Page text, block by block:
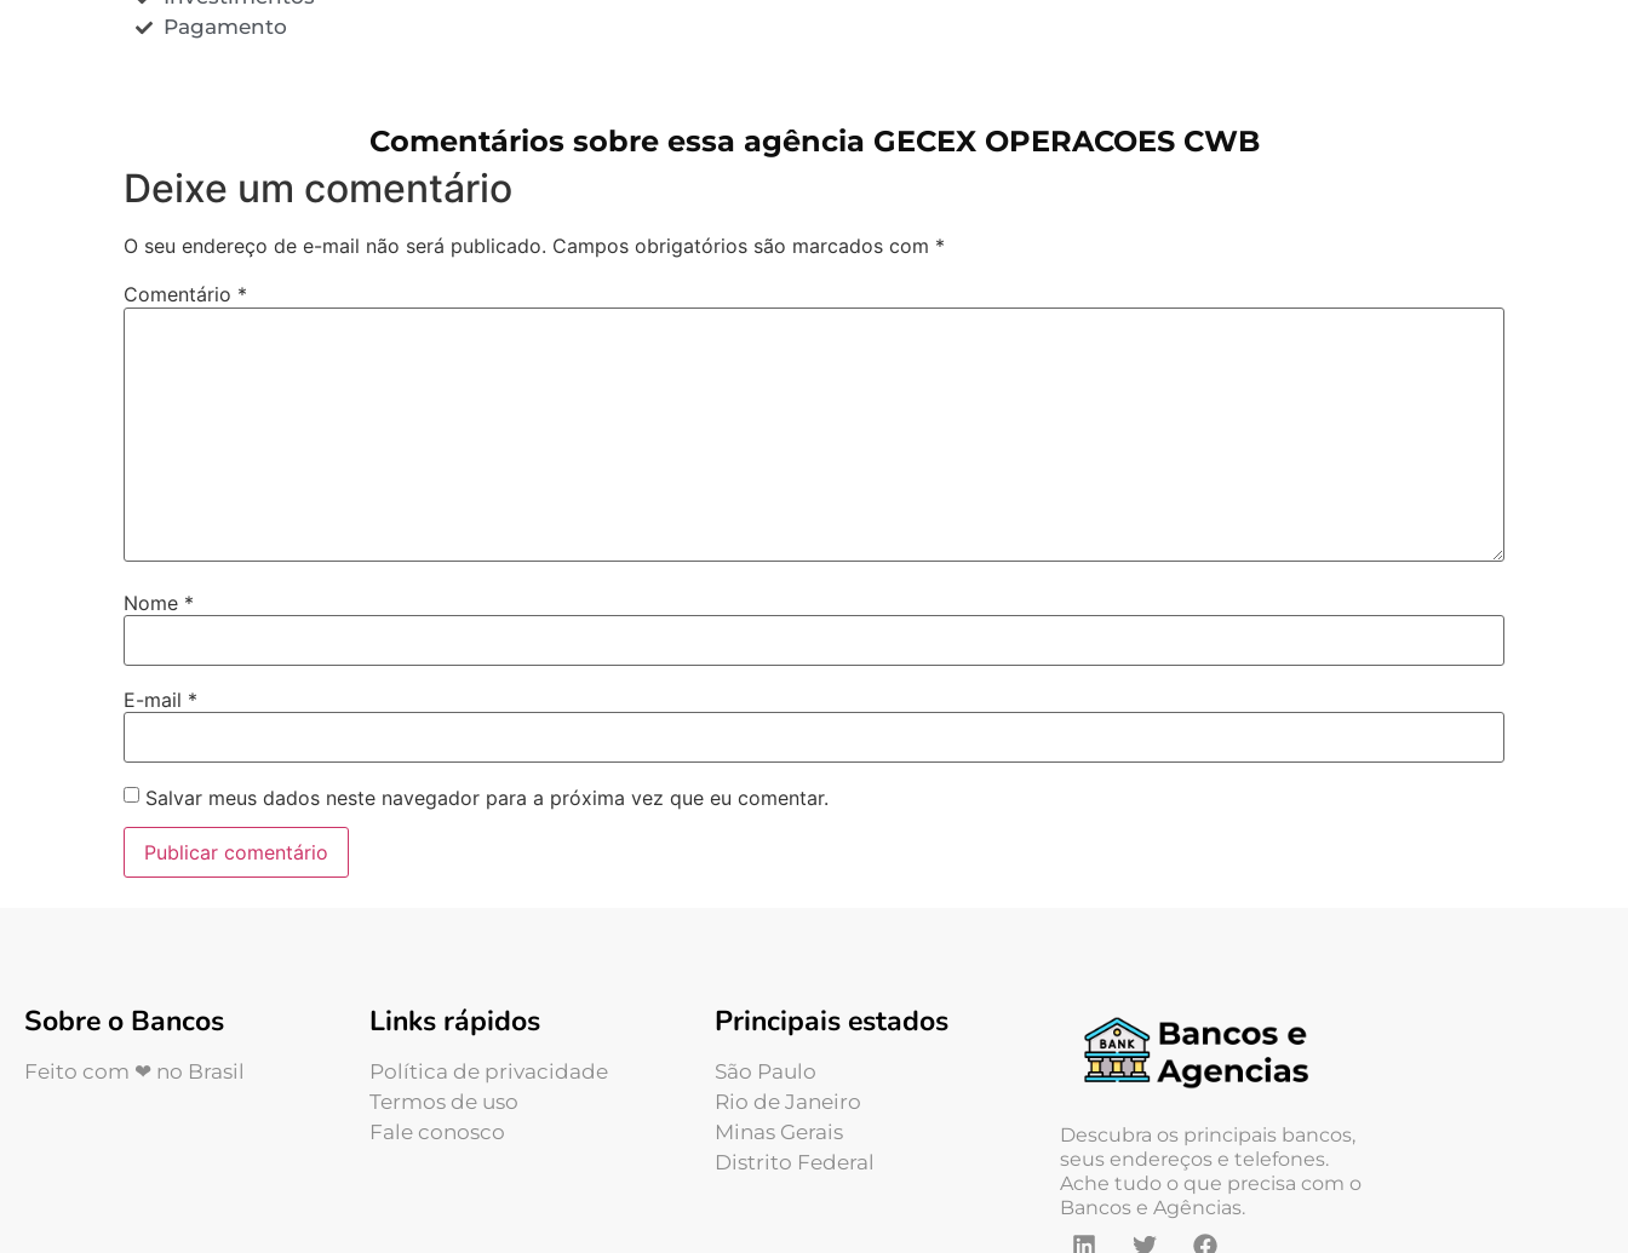
Pagamento
Comentários sobre essa agência GECEX OPERACOES CWB
Deixe um comentário
O seu endereço de e-mail não será publicado. Campos obrigatórios são marcados com *
Comentário *
Nome *
E-mail *
Salvar meus dados neste navegador para a próxima vez que eu comentar.
Sobre o Bancos
Feito com ❤ no Brasil
Links rápidos
Política de privacidade
Termos de uso
Fale conosco
Principais estados
São Paulo
Rio de Janeiro
Minas Gerais
Distrito Federal
Descubra os principais bancos,
seus endereços e telefones.
Ache tudo o que precisa com o
Bancos e Agências.